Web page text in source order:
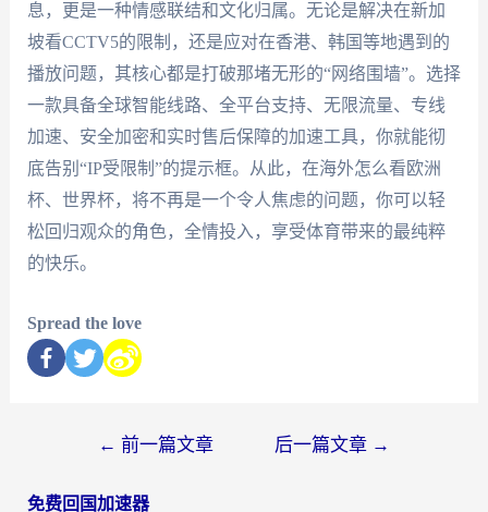
息，更是一种情感联结和文化归属。无论是解决在新加
坡看CCTV5的限制，还是应对在香港、韩国等地遇到的
播放问题，其核心都是打破那堵无形的“网络围墙”。选择
一款具备全球智能线路、全平台支持、无限流量、专线
加速、安全加密和实时售后保障的加速工具，你就能彻
底告别“IP受限制”的提示框。从此，在海外怎么看欧洲
杯、世界杯，将不再是一个令人焦虑的问题，你可以轻
松回归观众的角色，全情投入，享受体育带来的最纯粹
的快乐。
Spread the love
← 前一篇文章 后一篇文章 →
免费回国加速器